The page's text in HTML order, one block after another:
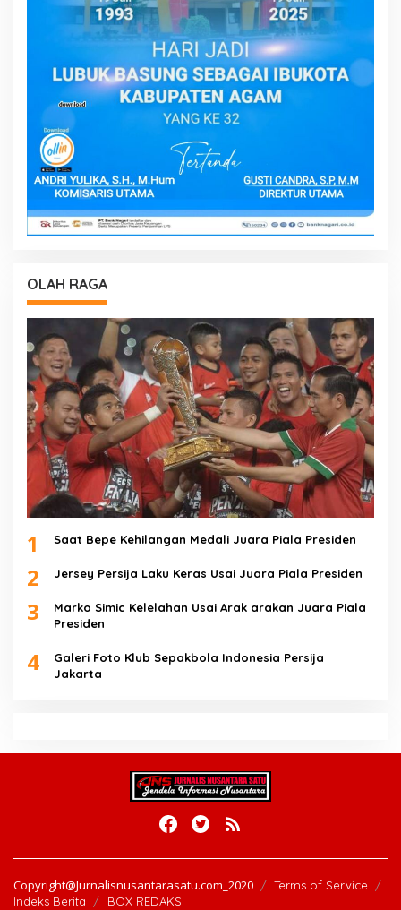
OLAH RAGA
1 Saat Bepe Kehilangan Medali Juara Piala Presiden
2 Jersey Persija Laku Keras Usai Juara Piala Presiden
3
Marko Simic Kelelahan Usai Arak arakan Juara Piala
Presiden
4
Galeri Foto Klub Sepakbola Indonesia Persija
Jakarta
Copyright@Jurnalisnusantarasatu.com_2020
Terms of Service
Indeks Berita
BOX REDAKSI